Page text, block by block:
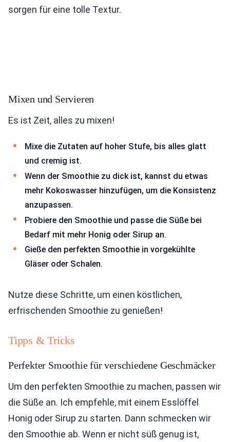
sorgen für eine tolle Textur.
Mixen und Servieren
Es ist Zeit, alles zu mixen!
Mixe die Zutaten auf hoher Stufe, bis alles glatt
und cremig ist.
Wenn der Smoothie zu dick ist, kannst du etwas
mehr Kokoswasser hinzufügen, um die Konsistenz
anzupassen.
Probiere den Smoothie und passe die Süße bei
Bedarf mit mehr Honig oder Sirup an.
Gieße den perfekten Smoothie in vorgekühlte
Gläser oder Schalen.
Nutze diese Schritte, um einen köstlichen,
erfrischenden Smoothie zu genießen!
Tipps & Tricks
Perfekter Smoothie für verschiedene Geschmäcker
Um den perfekten Smoothie zu machen, passen wir
die Süße an. Ich empfehle, mit einem Esslöffel
Honig oder Sirup zu starten. Dann schmecken wir
den Smoothie ab. Wenn er nicht süß genug ist,